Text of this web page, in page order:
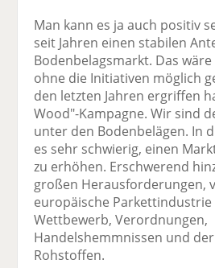
Man kann es ja auch positiv
seit Jahren einen stabilen
Bodenbelagsmarkt. Das
ohne die Initiativen möglich
den letzten Jahren ergriffen
Wood"-Kampagne. Wir sind
unter den Bodenbelägen. In
es sehr schwierig, einen
zu erhöhen. Erschwerend
großen Herausforderungen,
europäische Parkettindustrie
Wettbewerb, Verordnungen,
Handelshemmnissen und
Rohstoffen.